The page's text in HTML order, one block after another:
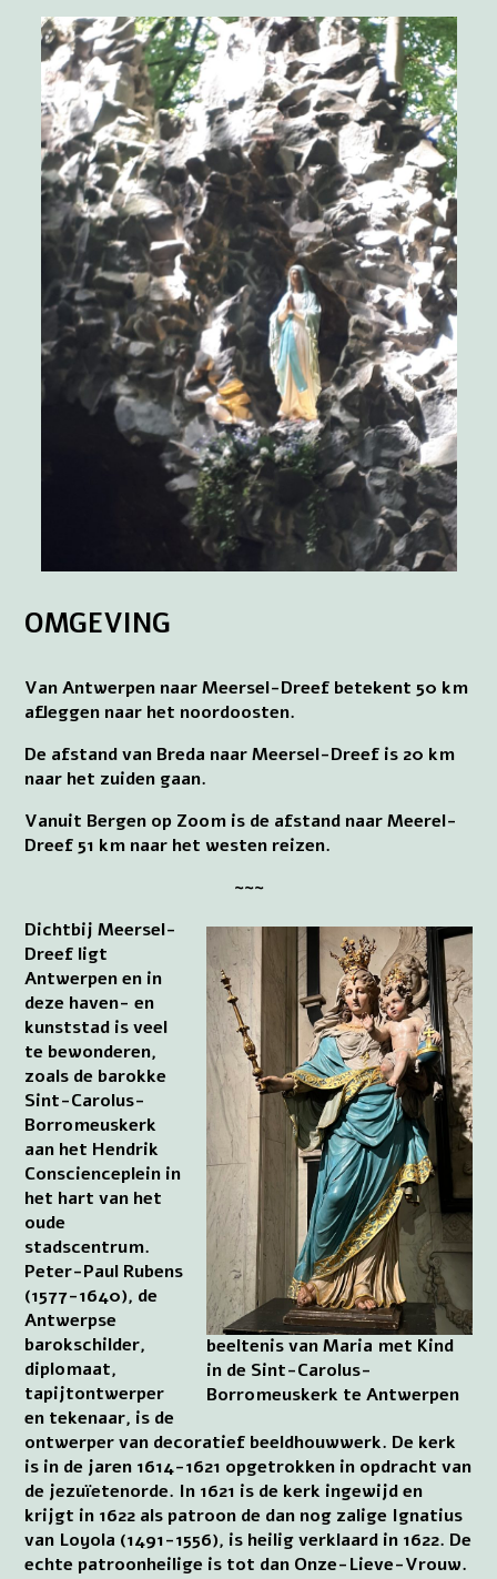
OMGEVING
Van Antwerpen naar Meersel-Dreef betekent 50 km
afleggen naar het noordoosten.
De afstand van Breda naar Meersel-Dreef is 20 km
naar het zuiden gaan.
Vanuit Bergen op Zoom is de afstand naar Meerel-
Dreef 51 km naar het westen reizen.
~~~
beeltenis van Maria met Kind
in de Sint-Carolus-
Borromeuskerk te Antwerpen
Dichtbij Meersel-
Dreef ligt
Antwerpen en in
deze haven- en
kunststad is veel
te bewonderen,
zoals de barokke
Sint-Carolus-
Borromeuskerk
aan het Hendrik
Conscienceplein in
het hart van het
oude
stadscentrum.
Peter-Paul Rubens
(1577-1640), de
Antwerpse
barokschilder,
diplomaat,
tapijtontwerper
en tekenaar, is de
ontwerper van decoratief beeldhouwwerk. De kerk
is in de jaren 1614-1621 opgetrokken in opdracht van
de jezuïetenorde. In 1621 is de kerk ingewijd en
krijgt in 1622 als patroon de dan nog zalige Ignatius
van Loyola (1491-1556), is heilig verklaard in 1622. De
echte patroonheilige is tot dan Onze-Lieve-Vrouw.